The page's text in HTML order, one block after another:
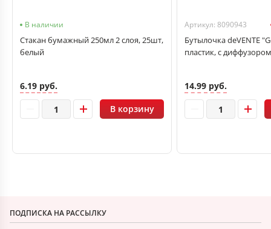
В наличии
Стакан бумажный 250мл 2 слоя, 25шт,
белый
6.19 руб.
В корзину
Артикул: 8090943
Бутылочка deVENTE
пластик, с
14.99 руб.
ПОДПИСКА НА РАССЫЛКУ